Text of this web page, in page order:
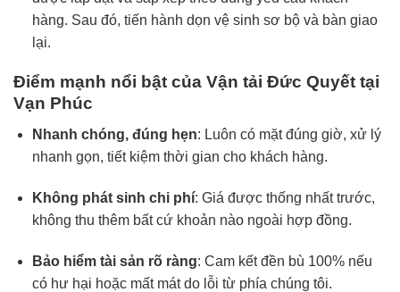
hàng. Sau đó, tiến hành dọn vệ sinh sơ bộ và bàn giao
lại.
Điểm mạnh nổi bật của Vận tải Đức Quyết tại
Vạn Phúc
Nhanh chóng, đúng hẹn: Luôn có mặt đúng giờ, xử lý
nhanh gọn, tiết kiệm thời gian cho khách hàng.
Không phát sinh chi phí: Giá được thống nhất trước,
không thu thêm bất cứ khoản nào ngoài hợp đồng.
Bảo hiểm tài sản rõ ràng: Cam kết đền bù 100% nếu
có hư hại hoặc mất mát do lỗi từ phía chúng tôi.